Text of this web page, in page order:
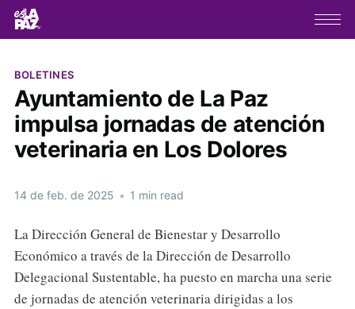
BOLETINES
Ayuntamiento de La Paz
impulsa jornadas de atención
veterinaria en Los Dolores
14 de feb. de 2025 • 1 min read
La Dirección General de Bienestar y Desarrollo
Económico a través de la Dirección de Desarrollo
Delegacional Sustentable, ha puesto en marcha una serie
de jornadas de atención veterinaria dirigidas a los